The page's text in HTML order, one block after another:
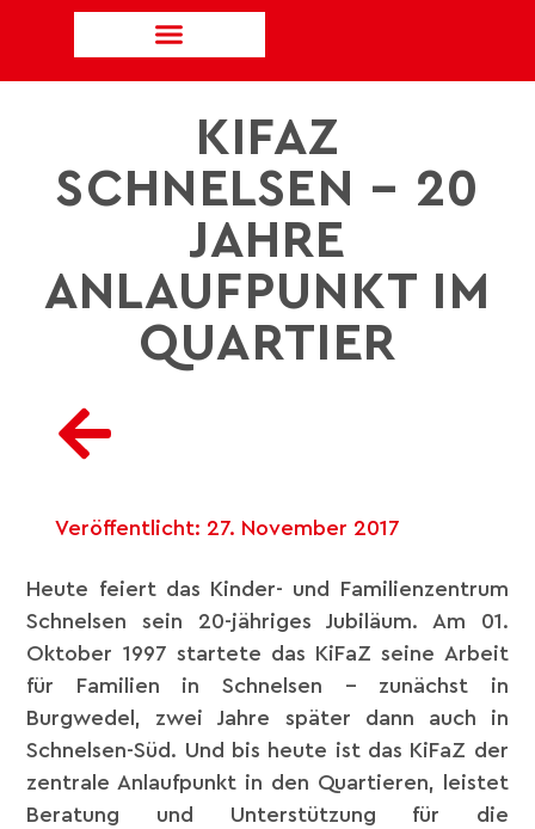
KIFAZ
SCHNELSEN – 20
JAHRE
ANLAUFPUNKT IM
QUARTIER
Veröffentlicht: 27. November 2017
Heute feiert das Kinder- und Familienzentrum
Schnelsen sein 20-jähriges Jubiläum. Am 01.
Oktober 1997 startete das KiFaZ seine Arbeit
für Familien in Schnelsen – zunächst in
Burgwedel, zwei Jahre später dann auch in
Schnelsen-Süd. Und bis heute ist das KiFaZ der
zentrale Anlaufpunkt in den Quartieren, leistet
Beratung und Unterstützung für die